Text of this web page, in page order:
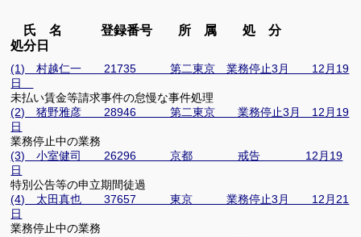
氏 名 登録番号 所 属 処 分
処分日
(1) 村越仁一 21735 第二東京 業務停止3月 12月19
日
未払い賃金等請求事件の怠慢な事件処理
(2) 猪野雅彦 28946 第二東京 業務停止3月 12月19
日
業務停止中の業務
(3) 小室健司 26296 京都 戒告 12月19
日
特別公告等の申立期間徒過
(4) 太田真也 37657 東京 業務停止3月 12月21
日
業務停止中の業務